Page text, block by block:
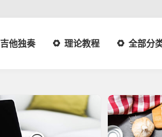
吉他独奏 理论教程 全部分